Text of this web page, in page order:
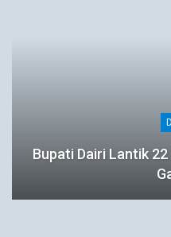
Bupati Dairi Lantik